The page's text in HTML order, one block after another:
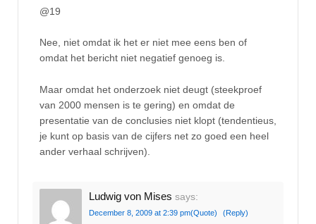
@19
Nee, niet omdat ik het er niet mee eens ben of
omdat het bericht niet negatief genoeg is.
Maar omdat het onderzoek niet deugt (steekproef
van 2000 mensen is te gering) en omdat de
presentatie van de conclusies niet klopt (tendentieus,
je kunt op basis van de cijfers net zo goed een heel
ander verhaal schrijven).
Ludwig von Mises says:
December 8, 2009 at 2:39 pm(Quote) (Reply)